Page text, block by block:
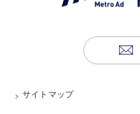
サイトマップ